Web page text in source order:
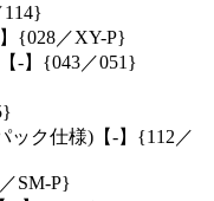
114}
{028／XY-P}
-】{043／051}
ック仕様)【-】{112／
SM-P}